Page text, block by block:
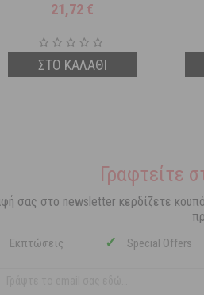
21,72 €
ΣΤΟ ΚΑΛΑΘΙ
Γραφτείτε
σας στο newsletter κερδίζετε
Εκπτώσεις ✓ Special Offers